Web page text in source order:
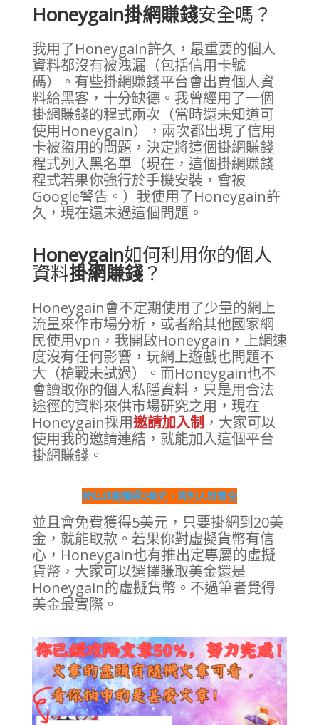
Honeygain掛網賺錢安全嗎？
我用了Honeygain許久，最重要的個人
資料都沒有被洩漏（包括信用卡號
碼）。有些掛網賺錢平台會出賣個人資
料給黑客，十分缺德。我曾經用了一個
掛網賺錢的程式兩次（當時還未知道可
使用Honeygain），兩次都出現了信用
卡被盜用的問題，決定將這個掛網賺錢
程式列入黑名單（現在，這個掛網賺錢
程式若果你強行於手機安裝，會被
Google警告。）我使用了Honeygain許
久，現在還未過這個問題。
Honeygain如何利用你的個人
資料掛網賺錢？
Honeygain會不定期使用了少量的網上
流量來作市場分析，或者給其他國家網
民使用vpn，我開啟Honeygain，上網速
度沒有任何影響，玩網上遊戲也問題不
大（槍戰未試過）。而Honeygain也不
會讀取你的個人私隱資料，只是用合法
途徑的資料來供市場研究之用，現在
Honeygain採用邀請加入制 ，大家可以
使用我的邀請連結，就能加入這個平台
掛網賺錢。
按此註冊獲得3美元，否則人財兩空
並且會免費獲得5美元，只要掛網到20美
金，就能取款。若果你對虛擬貨幣有信
心，Honeygain也有推出定專屬的虛擬
貨幣，大家可以選擇賺取美金還是
Honeygain的虛擬貨幣。不過筆者覺得
美金最實際。